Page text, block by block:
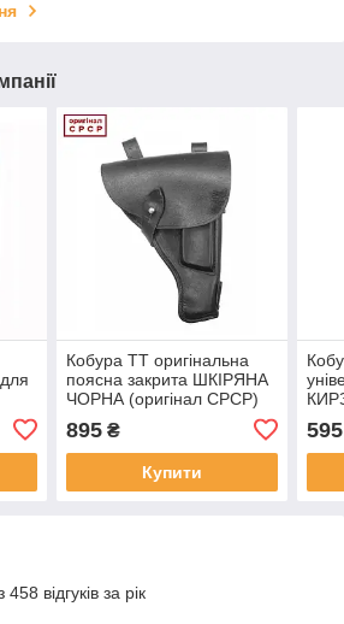
Кобура ТТ оригінальна
поясна закрита ШКІРЯНА
ЧОРНА (оригінал СРСР)
895₴
Купити
595
відгуків за рік